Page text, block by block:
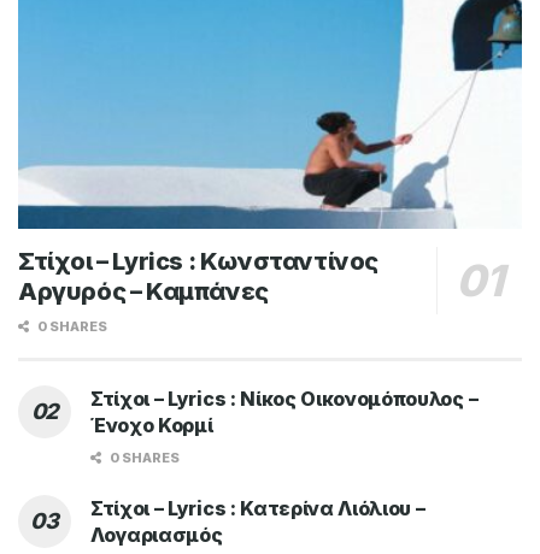
Στίχοι – Lyrics : Κωνσταντίνος
Αργυρός – Καμπάνες
0 SHARES
Στίχοι – Lyrics : Νίκος Οικονομόπουλος –
Ένοχο Κορμί
0 SHARES
Στίχοι – Lyrics : Κατερίνα Λιόλιου –
Λογαριασμός